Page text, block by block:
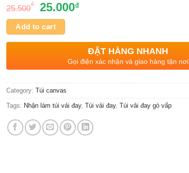
25.500₫ 25.000₫
Add to cart
ĐẶT HÀNG NHANH
Gọi điện xác nhận và giao hàng tận nơi
Category:Túi canvas
Tags: Nhận làm túi vải đay,Túi vải đay,Túi vải đay gò vấp